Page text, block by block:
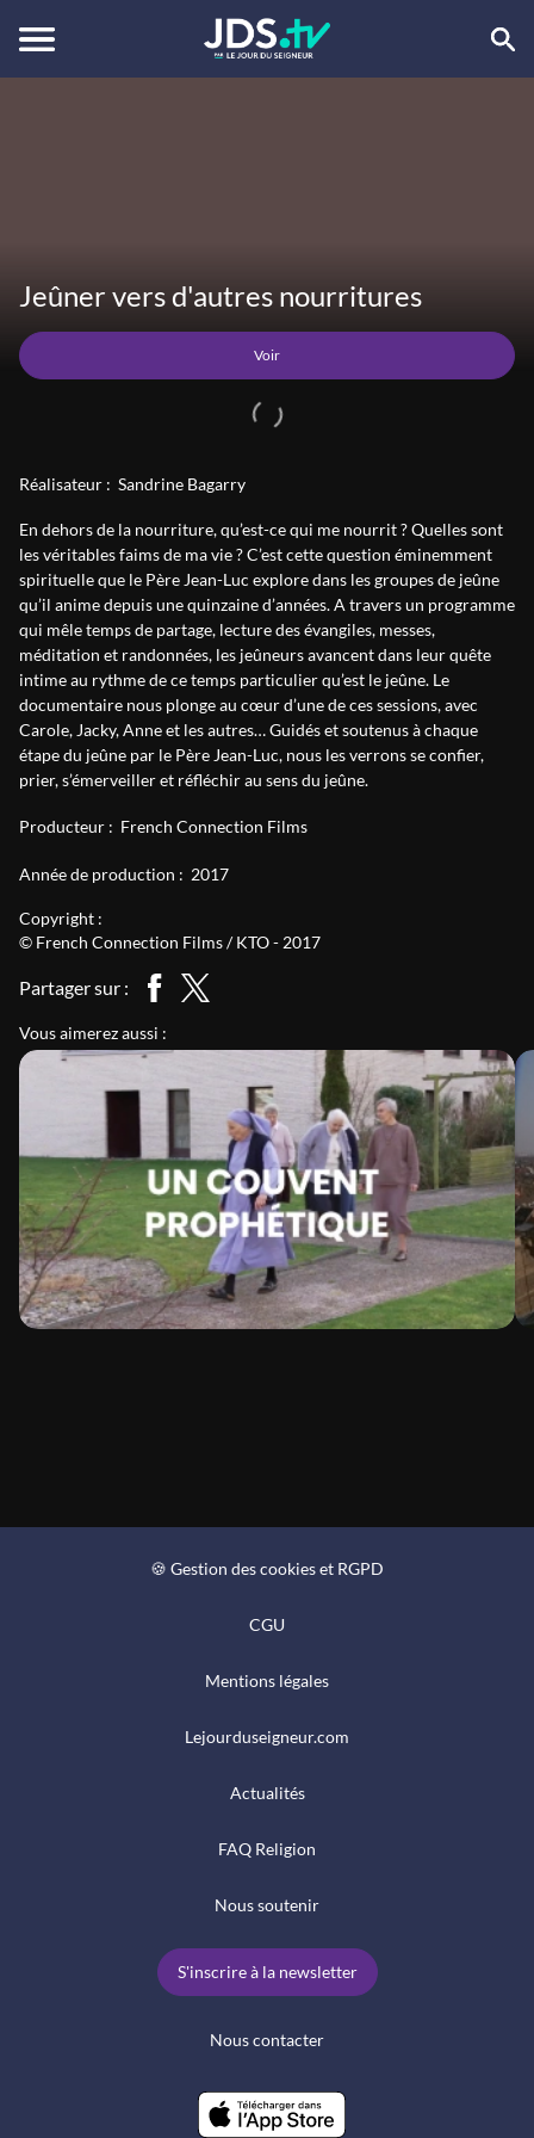
Jeûner vers d'autres nourritures
Voir
Réalisateur : Sandrine Bagarry
En dehors de la nourriture, qu’est-ce qui me nourrit ? Quelles sont
les véritables faims de ma vie ? C’est cette question éminemment
spirituelle que le Père Jean-Luc explore dans les groupes de jeûne
qu’il anime depuis une quinzaine d’années. A travers un programme
qui mêle temps de partage, lecture des évangiles, messes,
méditation et randonnées, les jeûneurs avancent dans leur quête
intime au rythme de ce temps particulier qu’est le jeûne. Le
documentaire nous plonge au cœur d’une de ces sessions, avec
Carole, Jacky, Anne et les autres… Guidés et soutenus à chaque
étape du jeûne par le Père Jean-Luc, nous les verrons se confier,
prier, s’émerveiller et réfléchir au sens du jeûne.
Producteur : French Connection Films
Année de production : 2017
Copyright :
© French Connection Films / KTO - 2017
Partager sur :
Vous aimerez aussi :
🍪 Gestion des cookies et RGPD
CGU
Mentions légales
Lejourduseigneur.com
Actualités
FAQ Religion
Nous soutenir
S'inscrire à la newsletter
Nous contacter